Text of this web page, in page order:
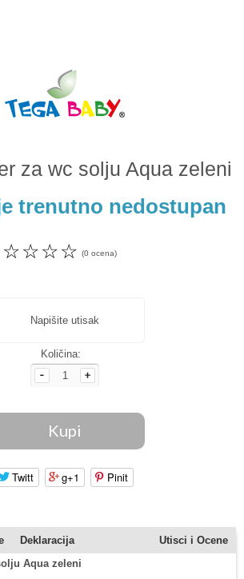
za wc solju Aqua zeleni
trenutno nedostupan
☆
☆
☆
☆ (0 ocena)
Napišite utisak
Količina:
Twitt g+1 Pinit
Deklaracija
Utisci i Ocene
Aqua zeleni